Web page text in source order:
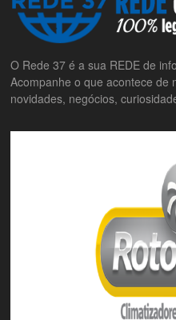
O Rede 37 é a sua REDE de
Acompanhe o que acontece de
novidades, negócios,